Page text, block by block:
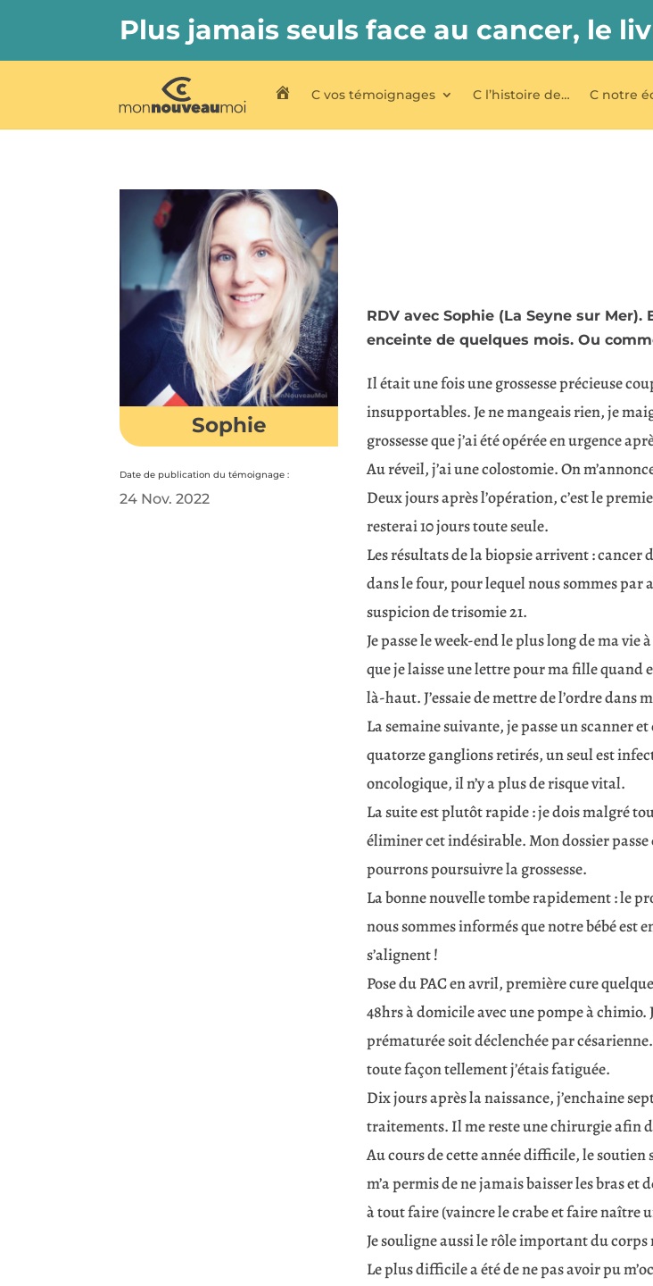
Plus jamais seuls face au cancer, le
C My New Me
C vos témoignages C l’histoire de… C notre
Sophie
Date de publication du témoignage :
24 Nov. 2022
RDV avec Sophie (La Seyne sur
enceinte de quelques mois. Ou
Il était une fois une grossesse précieuse
insupportables. Je ne mangeais rien, je
grossesse que j’ai été opérée en urgence
Au réveil, j’ai une colostomie. On
Deux jours après l’opération, c’est le
resterai 10 jours toute seule.
Les résultats de la biopsie arrivent : cancer
dans le four, pour lequel nous sommes par
suspicion de trisomie 21.
Je passe le week-end le plus long de ma
que je laisse une lettre pour ma fille quand
là-haut. J’essaie de mettre de l’ordre dans
La semaine suivante, je passe un scanner
quatorze ganglions retirés, un seul est
oncologique, il n’y a plus de risque vital.
La suite est plutôt rapide : je dois malgré
éliminer cet indésirable. Mon dossier
pourrons poursuivre la grossesse.
La bonne nouvelle tombe rapidement : le
nous sommes informés que notre bébé est
s’alignent !
Pose du PAC en avril, première cure
48hrs à domicile avec une pompe à chimio.
prématurée soit déclenchée par
toute façon tellement j’étais fatiguée.
Dix jours après la naissance, j’enchaine
traitements. Il me reste une chirurgie afin
Au cours de cette année difficile, le
m’a permis de ne jamais baisser les bras
à tout faire (vaincre le crabe et faire naître
Je souligne aussi le rôle important du
Le plus difficile a été de ne pas avoir pu